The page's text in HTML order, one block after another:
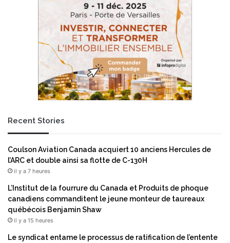
Recent Stories
Coulson Aviation Canada acquiert 10 anciens Hercules de
l’ARC et double ainsi sa flotte de C-130H
il y a 7 heures
L’Institut de la fourrure du Canada et Produits de phoque
canadiens commanditent le jeune monteur de taureaux
québécois Benjamin Shaw
il y a 15 heures
Le syndicat entame le processus de ratification de l’entente